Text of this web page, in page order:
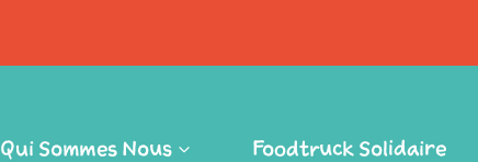
Qui Sommes Nous Foodtruck Solidaire